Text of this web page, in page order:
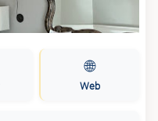
🌐
Web